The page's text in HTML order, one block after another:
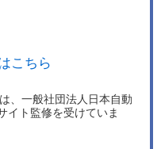
こちら
、一般社団法人日本自動
イト監修を受けていま